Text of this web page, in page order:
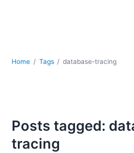
XBRL
2026
2025
Home Tags database-tracing
Posts tagged:
tracing